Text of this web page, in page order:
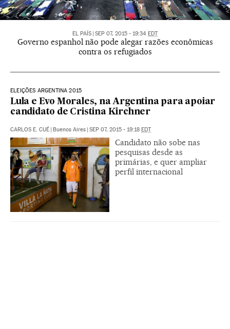
EL PAÍS SEP 07, 2015 - 19:34 EDT
Governo espanhol não pode alegar razões econômicas
contra os refugiados
ELEIÇÕES ARGENTINA 2015
Lula e Evo Morales, na Argentina para apoiar
candidato de Cristina Kirchner
CARLOS E. CUÉ Buenos Aires SEP 07, 2015 - 19:18 EDT
Candidato não sobe nas
pesquisas desde as
primárias, e quer ampliar
perfil internacional